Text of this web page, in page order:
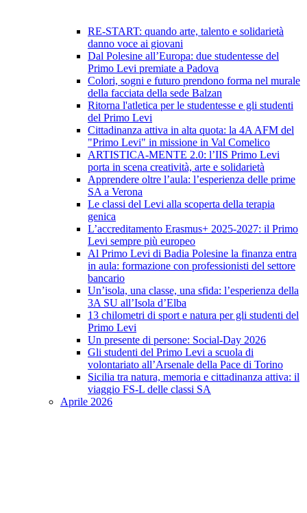
RE-START: quando arte, talento e solidarietà
danno voce ai giovani
Dal Polesine all’Europa: due studentesse del
Primo Levi premiate a Padova
Colori, sogni e futuro prendono forma nel murale
della facciata della sede Balzan
Ritorna l'atletica per le studentesse e gli studenti
del Primo Levi
Cittadinanza attiva in alta quota: la 4A AFM del
"Primo Levi" in missione in Val Comelico
ARTISTICA-MENTE 2.0: l’IIS Primo Levi
porta in scena creatività, arte e solidarietà
Apprendere oltre l’aula: l’esperienza delle prime
SA a Verona
Le classi del Levi alla scoperta della terapia
genica
L’accreditamento Erasmus+ 2025-2027: il Primo
Levi sempre più europeo
Al Primo Levi di Badia Polesine la finanza entra
in aula: formazione con professionisti del settore
bancario
Un’isola, una classe, una sfida: l’esperienza della
3A SU all’Isola d’Elba
13 chilometri di sport e natura per gli studenti del
Primo Levi
Un presente di persone: Social-Day 2026
Gli studenti del Primo Levi a scuola di
volontariato all’Arsenale della Pace di Torino
Sicilia tra natura, memoria e cittadinanza attiva: il
viaggio FS-L delle classi SA
Aprile 2026